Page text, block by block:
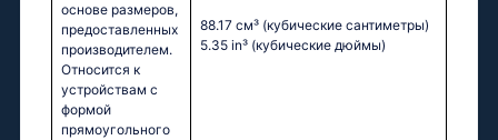
основе размеров,
предоставленных
производителем.
Относится к
устройствам с
формой
прямоугольного
88.17 см³ (кубические сантиметры)
5.35 in³ (кубические дюймы)